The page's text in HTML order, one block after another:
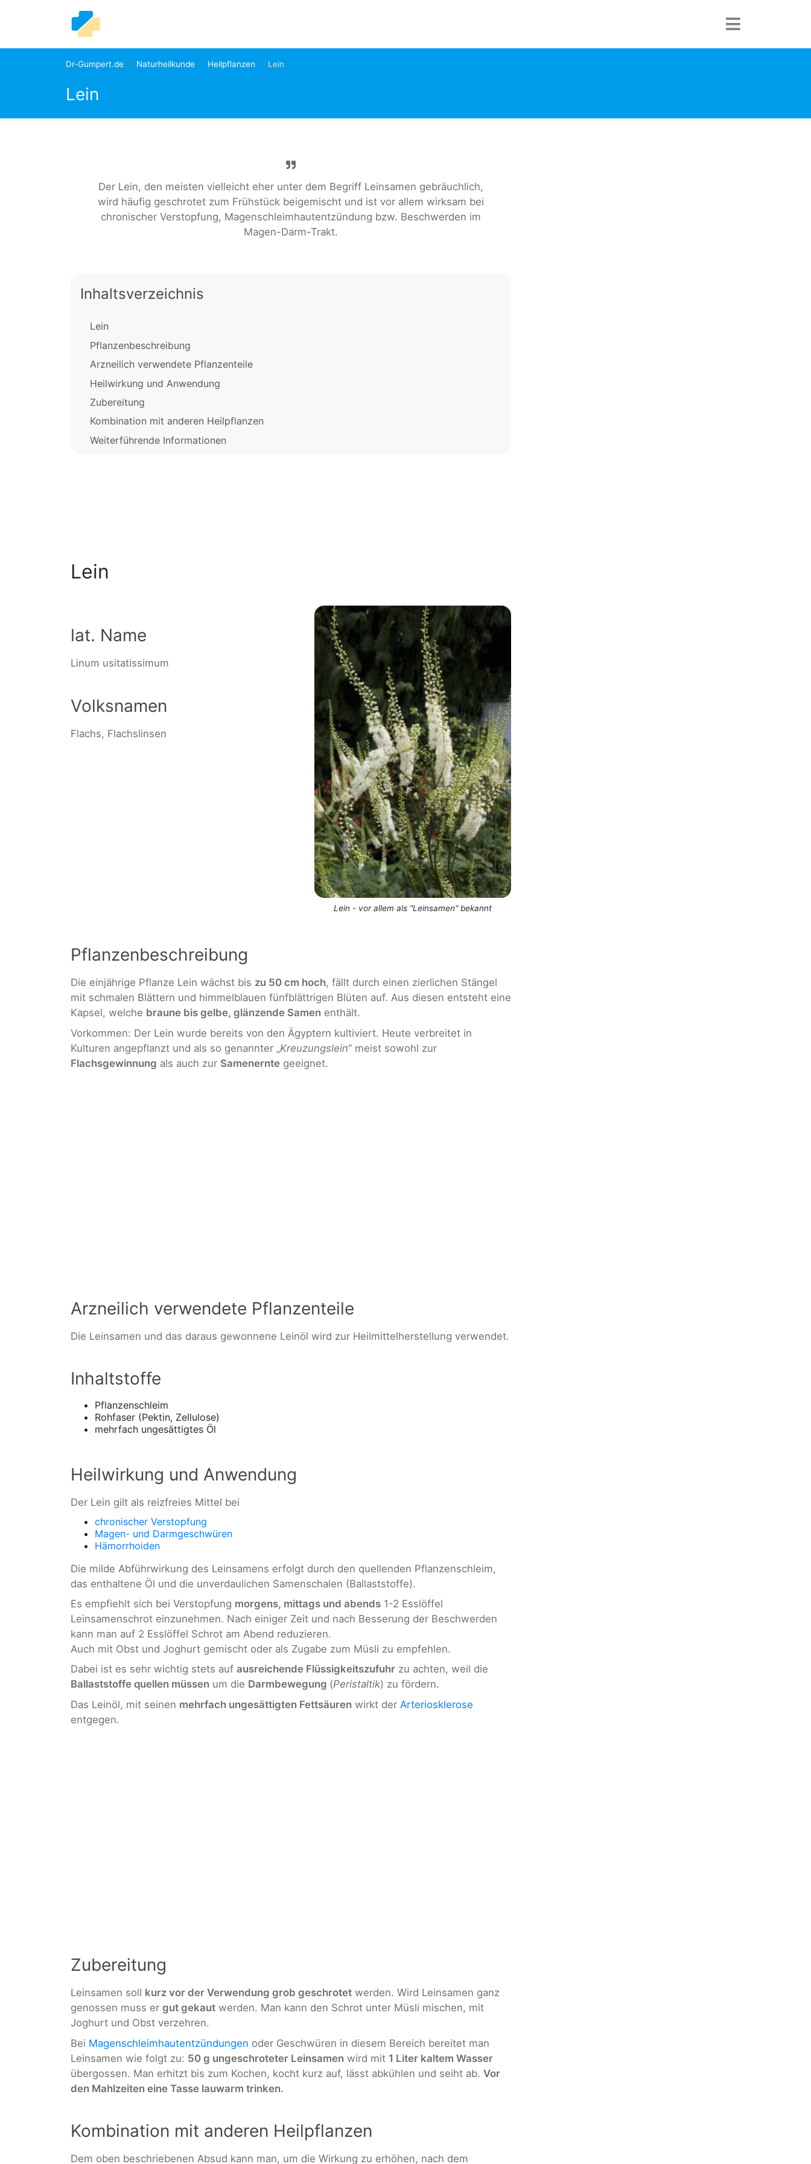
Dr-Gumpert.de Naturheilkunde Heilpflanzen Lein
Lein
Der Lein, den meisten vielleicht eher unter dem Begriff Leinsamen gebräuchlich,
wird häufig geschrotet zum Frühstück beigemischt und ist vor allem wirksam bei
chronischer Verstopfung, Magenschleimhautentzündung bzw. Beschwerden im
Magen-Darm-Trakt.
Inhaltsverzeichnis
Lein
Pflanzenbeschreibung
Arzneilich verwendete Pflanzenteile
Heilwirkung und Anwendung
Zubereitung
Kombination mit anderen Heilpflanzen
Weiterführende Informationen
Lein
Lein - vor allem als "Leinsamen" bekannt
lat. Name
Linum usitatissimum
Volksnamen
Flachs, Flachslinsen
Pflanzenbeschreibung
Die einjährige Pflanze Lein wächst bis zu 50 cm hoch, fällt durch einen zierlichen Stängel
mit schmalen Blättern und himmelblauen fünfblättrigen Blüten auf. Aus diesen entsteht eine
Kapsel, welche braune bis gelbe, glänzende Samen enthält.
Vorkommen: Der Lein wurde bereits von den Ägyptern kultiviert. Heute verbreitet in
Kulturen angepflanzt und als so genannter „Kreuzungslein“ meist sowohl zur
Flachsgewinnung als auch zur Samenernte geeignet.
Arzneilich verwendete Pflanzenteile
Die Leinsamen und das daraus gewonnene Leinöl wird zur Heilmittelherstellung verwendet.
Inhaltstoffe
Pflanzenschleim
Rohfaser (Pektin, Zellulose)
mehrfach ungesättigtes Öl
Heilwirkung und Anwendung
Der Lein gilt als reizfreies Mittel bei
chronischer Verstopfung
Magen- und Darmgeschwüren
Hämorrhoiden
Die milde Abführwirkung des Leinsamens erfolgt durch den quellenden Pflanzenschleim,
das enthaltene Öl und die unverdaulichen Samenschalen (Ballaststoffe).
Es empfiehlt sich bei Verstopfung morgens, mittags und abends 1-2 Esslöffel
Leinsamenschrot einzunehmen. Nach einiger Zeit und nach Besserung der Beschwerden
kann man auf 2 Esslöffel Schrot am Abend reduzieren.
Auch mit Obst und Joghurt gemischt oder als Zugabe zum Müsli zu empfehlen.
Dabei ist es sehr wichtig stets auf ausreichende Flüssigkeitszufuhr zu achten, weil die
Ballaststoffe quellen müssen um die Darmbewegung (Peristaltik) zu fördern.
Das Leinöl, mit seinen mehrfach ungesättigten Fettsäuren wirkt der Arteriosklerose
entgegen.
Zubereitung
Leinsamen soll kurz vor der Verwendung grob geschrotet werden. Wird Leinsamen ganz
genossen muss er gut gekaut werden. Man kann den Schrot unter Müsli mischen, mit
Joghurt und Obst verzehren.
Bei Magenschleimhautentzündungen oder Geschwüren in diesem Bereich bereitet man
Leinsamen wie folgt zu: 50 g ungeschroteter Leinsamen wird mit 1 Liter kaltem Wasser
übergossen. Man erhitzt bis zum Kochen, kocht kurz auf, lässt abkühlen und seiht ab. Vor
den Mahlzeiten eine Tasse lauwarm trinken.
Kombination mit anderen Heilpflanzen
Dem oben beschriebenen Absud kann man, um die Wirkung zu erhöhen, nach dem